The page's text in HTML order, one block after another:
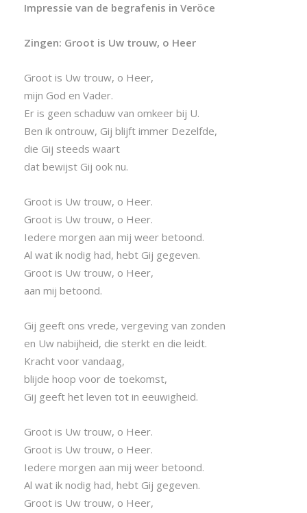
Impressie van de begrafenis in Veröce
Zingen: Groot is Uw trouw, o Heer
Groot is Uw trouw, o Heer,
mijn God en Vader.
Er is geen schaduw van omkeer bij U.
Ben ik ontrouw, Gij blijft immer Dezelfde,
die Gij steeds waart
dat bewijst Gij ook nu.
Groot is Uw trouw, o Heer.
Groot is Uw trouw, o Heer.
Iedere morgen aan mij weer betoond.
Al wat ik nodig had, hebt Gij gegeven.
Groot is Uw trouw, o Heer,
aan mij betoond.
Gij geeft ons vrede, vergeving van zonden
en Uw nabijheid, die sterkt en die leidt.
Kracht voor vandaag,
blijde hoop voor de toekomst,
Gij geeft het leven tot in eeuwigheid.
Groot is Uw trouw, o Heer.
Groot is Uw trouw, o Heer.
Iedere morgen aan mij weer betoond.
Al wat ik nodig had, hebt Gij gegeven.
Groot is Uw trouw, o Heer,